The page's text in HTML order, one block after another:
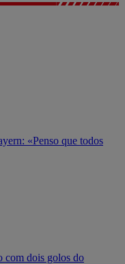
«Penso que todos
com dois golos do